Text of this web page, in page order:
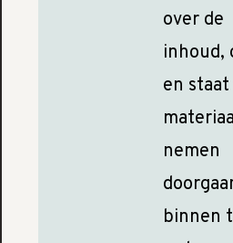
over de
inhoud,
en
nemen
binnen